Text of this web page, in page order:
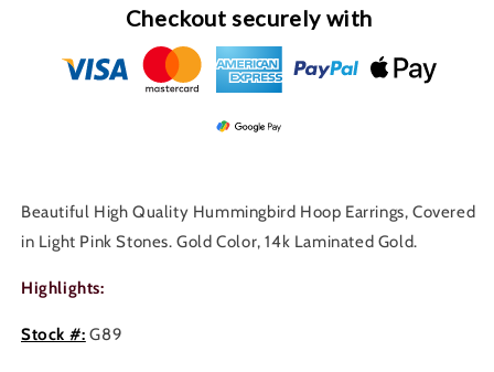
Checkout securely with
Beautiful High Quality Hummingbird Hoop Earrings, Covered
in Light Pink Stones. Gold Color, 14k Laminated Gold.
Highlights:
Stock #: G89